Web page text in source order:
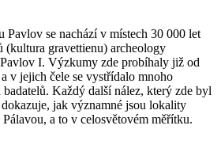
Pavlov se nachází v místech 30 000 let
(kultura gravettienu) archeology
I. Výzkumy zde probíhaly již od
v jejich čele se vystřídalo mnoho
Každý další nález, který zde byl
jak významné jsou lokality
a to v celosvětovém měřítku.